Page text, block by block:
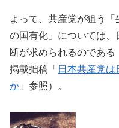
よって、共産党が狙う
の国有化」については、
断が求められるのである
掲載拙稿「 日本共産党は
か 」参照）。